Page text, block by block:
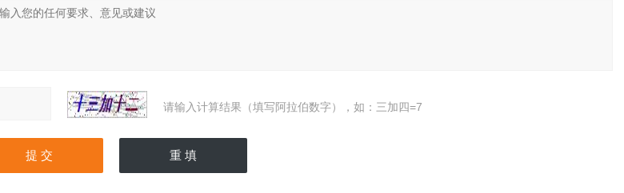
请输入计算结果（填写阿拉伯数字），如：三加四=7